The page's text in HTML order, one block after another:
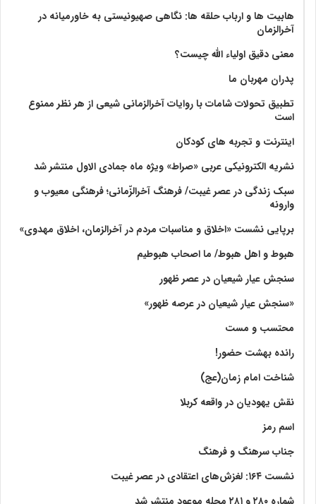
هابیت ها و ارباب حلقه ها: نگاهی صهیونیستی به خاورمیانه در
آخرالزمان
معنی دقیق اولیاء الله چیست؟
پدران مهربان ما
تطبیق تحولات شامات با روایات آخرالزمانی شیعی از هر نظر ممنوع
است
اینترنت و تجربه های کودکان
نشریه الکترونیکی عربی «صراط» ویژه ماه جمادی الاول منتشر شد
سبک زندگی در عصر غیبت/ فرهنگ آخرالزّمانی؛ فرهنگی معیوب و
وارونه
برپایی نشست «اخلاق و مناسبات مردم در آخرالزمان، اخلاق مهدوی»
هبوط و اهل هبوط/ ما اصحاب هبوطیم
سنجش عیار شیعیان در عصر ظهور
«سنجش عیار شیعیان در عرصه ظهور»
محتسب و مست
رانده بهشت‌ حضور!
شناخت امام زمان(عج)
نقش یهودیان در واقعه کربلا
اسم رمز
جناب سرهنگ و فرهنگ
نشست ۱۶۴: لغزش‌های اعتقادی در عصر غیبت